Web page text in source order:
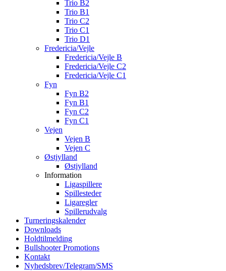
Trio B2
Trio B1
Trio C2
Trio C1
Trio D1
Fredericia/Vejle
Fredericia/Vejle B
Fredericia/Vejle C2
Fredericia/Vejle C1
Fyn
Fyn B2
Fyn B1
Fyn C2
Fyn C1
Vejen
Vejen B
Vejen C
Østjylland
Østjylland
Information
Ligaspillere
Spillesteder
Ligaregler
Spillerudvalg
Turneringskalender
Downloads
Holdtilmelding
Bullshooter Promotions
Kontakt
Nyhedsbrev/Telegram/SMS